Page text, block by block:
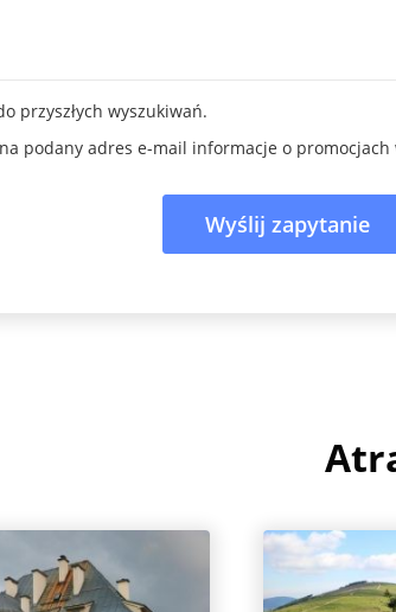
przyszłych wyszukiwań.
podany adres e-mail informacje o
Wyślij zapytanie